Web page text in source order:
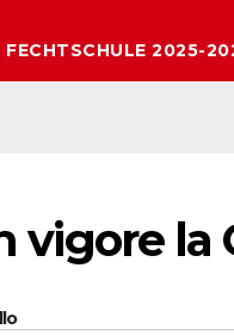
FECHTSCHULE 2025-
vigore